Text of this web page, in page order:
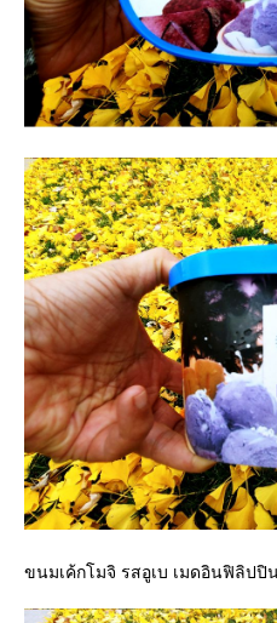
ขนมเค้กโมจิ รสอูเบ เมดอินฟิลิปปิ